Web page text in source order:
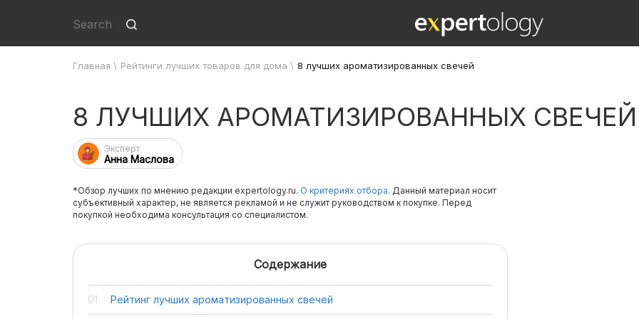
Главная \ Рейтинги лучших товаров для дома \ 8 лучших ароматизированных свечей
8 ЛУЧШИХ АРОМАТИЗИРОВАННЫХ СВЕЧЕЙ
Эксперт
Анна Маслова
*Обзор лучших по мнению редакции expertology.ru. О критериях отбора. Данный материал носит
субъективный характер, не является рекламой и не служит руководством к покупке. Перед
покупкой необходима консультация со специалистом.
Содержание
Рейтинг лучших ароматизированных свечей